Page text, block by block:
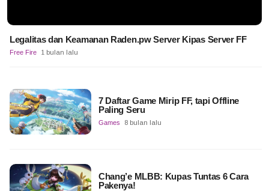
Legalitas dan Keamanan Raden.pw Server Kipas Server FF
Free Fire 1 bulan lalu
7 Daftar Game Mirip FF, tapi Offline
Paling Seru
Games 8 bulan lalu
Chang’e MLBB: Kupas Tuntas 6 Cara
Pakenya!